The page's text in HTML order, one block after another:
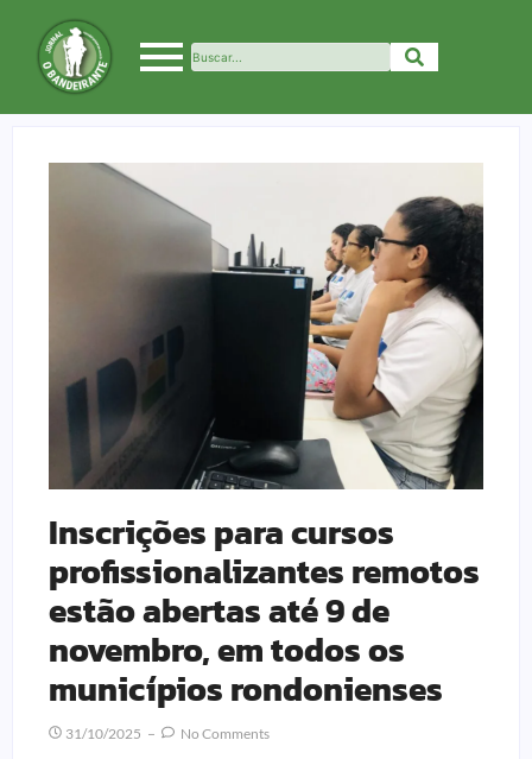
Inscrições para cursos
profissionalizantes remotos
estão abertas até 9 de
novembro, em todos os
municípios rondonienses
31/10/2025 No Comments